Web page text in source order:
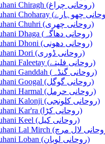
Ruhani Chiragh (روحانی چراغ)
Ruhani Chuhri (روحانی چھری)
Ruhani Dhaga (روحانی دھاگہ)
Ruhani Dhoni (روحانی دھونی)
Ruhani Dori (روحانی ڈوری)
Ruhani Faleetay (روحانی فلیتے)
Ruhani Ganddah (روحانی گنڈہ)
Ruhani Googal (روحانی گوگل)
Ruhani Harmal (روحانی حرمل)
Ruhani Kalonji (روحانی کلونجی)
Ruhani Kar'ra (روحانی کڑا)
Ruhani Keel (روحانی کیل)
Ruhani Loban (روحانی لوبان)